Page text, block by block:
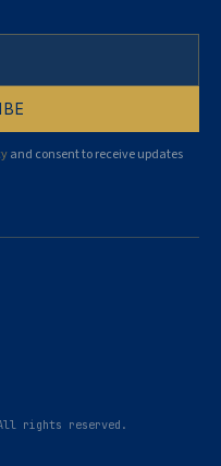
and consent to receive updates
rights reserved.